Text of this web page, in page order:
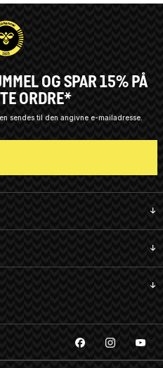
OG SPAR 15% PÅ
ORDRE*
sendes til den angivne e-mailadresse.